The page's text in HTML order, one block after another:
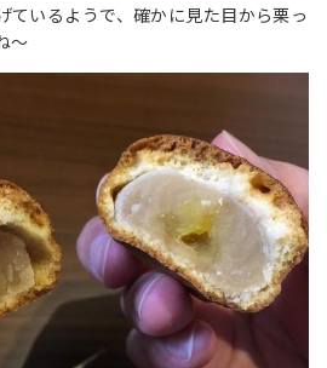
ているようで、確かに見た目から栗っ
～